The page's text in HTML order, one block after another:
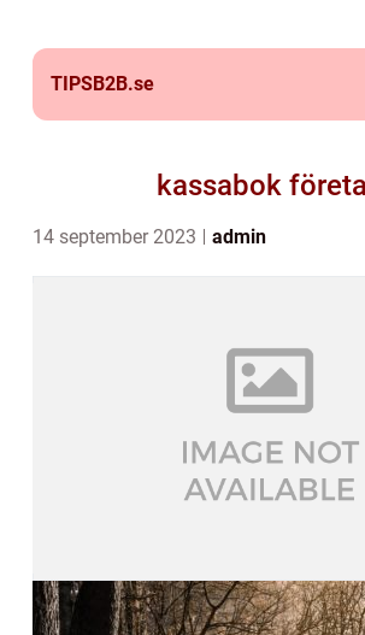
TIPSB2B.se
kassabok
14 september 2023 admin